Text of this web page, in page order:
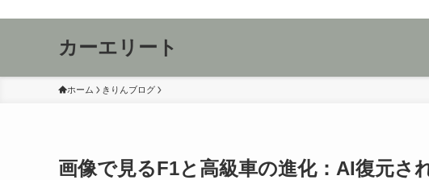
カーエリート
ホーム きりんブログ
画像で見るF1と高級車の進化：AI復元さ